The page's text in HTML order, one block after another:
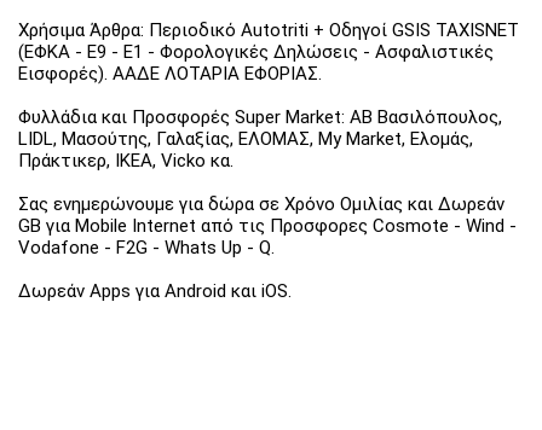
Χρήσιμα Άρθρα: Περιοδικό Autotriti + Οδηγοί GSIS TAXISNET
(ΕΦΚΑ - Ε9 - Ε1 - Φορολογικές Δηλώσεις - Ασφαλιστικές
Εισφορές). ΑΑΔΕ ΛΟΤΑΡΙΑ ΕΦΟΡΙΑΣ.
Φυλλάδια και Προσφορές Super Market: ΑΒ Βασιλόπουλος,
LIDL, Μασούτης, Γαλαξίας, ΕΛΟΜΑΣ, My Market, Ελομάς,
Πράκτικερ, ΙΚΕΑ, Vicko κα.
Σας ενημερώνουμε για δώρα σε Χρόνο Ομιλίας και Δωρεάν
GB για Mobile Internet από τις Προσφορες Cosmote - Wind -
Vodafone - F2G - Whats Up - Q.
Δωρεάν Apps για Android και iOS.